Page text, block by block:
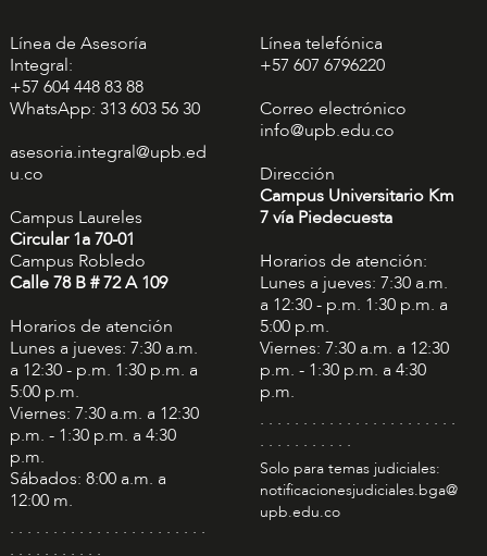
Línea de Asesoría
Integral:
+57 604 448 83 88
WhatsApp: 313 603 56 30
asesoria.integral@upb.ed
u.co
Campus Laureles
Circular 1a 70-01
Campus Robledo
Calle 78 B # 72 A 109
Horarios de atención
Lunes a jueves: 7:30 a.m.
a 12:30 - p.m. 1:30 p.m. a
5:00 p.m.
Viernes: 7:30 a.m. a 12:30
p.m. - 1:30 p.m. a 4:30
p.m.
Sábados: 8:00 a.m. a
12:00 m.
. . . . . . . . . . . . . . . . . . . . . . .
. . . . . . . . . . .
Línea telefónica
+57 607 6796220
Correo electrónico
info@upb.edu.co
Dirección
Campus Universitario Km
7 vía Piedecuesta
Horarios de atención:
Lunes a jueves: 7:30 a.m.
a 12:30 - p.m. 1:30 p.m. a
5:00 p.m.
Viernes: 7:30 a.m. a 12:30
p.m. - 1:30 p.m. a 4:30
p.m.
. . . . . . . . . . . . . . . . . . . . . . .
. . . . . . . . . . .
Solo para temas judiciales:
notificacionesjudiciales.bga@
upb.edu.co